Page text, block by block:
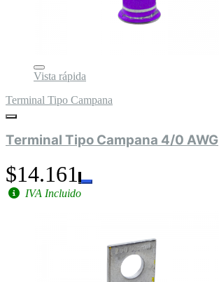
Vista rápida
Terminal Tipo Campana
Terminal Tipo Campana 4/0 AWG
$14.161
IVA Incluido